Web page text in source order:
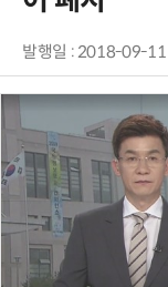
발행일 : 2018-09-